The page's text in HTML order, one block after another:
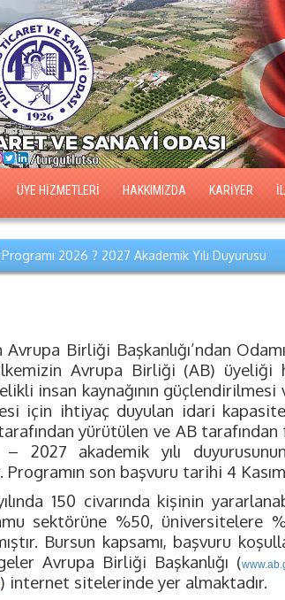
ÜYE HİZMETLERİ HAKKIMIZDA KARİYER
2026 ? 2027 Akademik Yılı Duyurusu
Avrupa Birliği Başkanlığı’ndan
Avrupa Birliği (AB) üyeliği
insan kaynağının güçlendirilmesi
için ihtiyaç duyulan idari
yürütülen ve AB
– 2027 akademik yılı
Programın son başvuru tarihi 4
150 civarında kişinin
sektörüne %50, üniversitelere
Bursun kapsamı, başvuru
Avrupa Birliği Başkanlığı (
) internet sitelerinde yer almaktadır.